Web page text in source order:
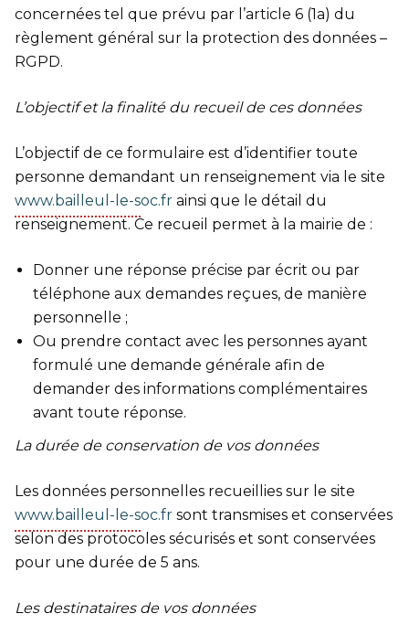
concernées tel que prévu par l’article 6 (1a) du
règlement général sur la protection des données –
RGPD.
L’objectif et la finalité du recueil de ces données
L’objectif de ce formulaire est d’identifier toute
personne demandant un renseignement via le site
www.bailleul-le-soc.fr ainsi que le détail du
renseignement. Ce recueil permet à la mairie de :
Donner une réponse précise par écrit ou par
téléphone aux demandes reçues, de manière
personnelle ;
Ou prendre contact avec les personnes ayant
formulé une demande générale afin de
demander des informations complémentaires
avant toute réponse.
La durée de conservation de vos données
Les données personnelles recueillies sur le site
www.bailleul-le-soc.fr sont transmises et conservées
selon des protocoles sécurisés et sont conservées
pour une durée de 5 ans.
Les destinataires de vos données